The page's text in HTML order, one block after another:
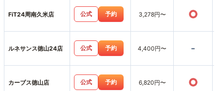
FiT24周南久米店 公式 予約 3,278円〜 ○
ルネサンス徳山24店 公式 予約 4,400円〜 -
カーブス徳山店 公式 予約 6,820円〜 ○